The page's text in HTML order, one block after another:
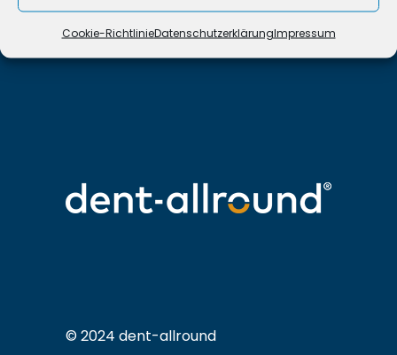
Cookie-RichtlinieDatenschutzerklärungImpressum
© 2024 dent-allround